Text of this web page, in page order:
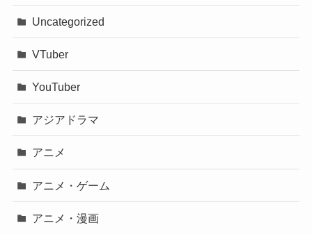
Uncategorized
VTuber
YouTuber
アジアドラマ
アニメ
アニメ・ゲーム
アニメ・漫画